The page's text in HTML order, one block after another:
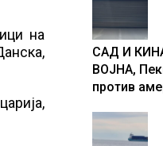
на
САД И
ВОЈНА,
против